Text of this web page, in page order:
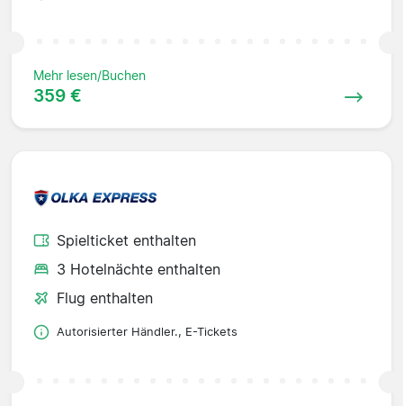
Mehr lesen/Buchen
359 €
Spielticket enthalten
3 Hotelnächte enthalten
Flug enthalten
Autorisierter Händler., E-Tickets